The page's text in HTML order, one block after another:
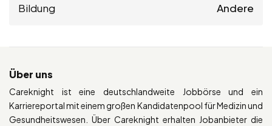
Bildung Andere
Über uns
Careknight ist eine deutschlandweite Jobbörse und ein
Karriereportal mit einem großen Kandidatenpool für Medizin und
Gesundheitswesen. Über Careknight erhalten Jobanbieter die